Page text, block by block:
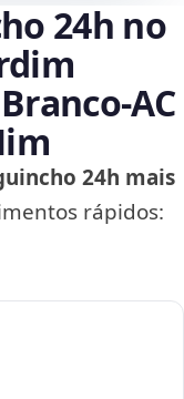
24h no
24h mais
rápidos: